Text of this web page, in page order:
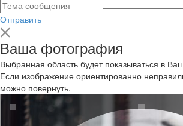
Отправить
Ваша фотография
Выбранная область будет показываться в
Если изображение ориентированно
можно повернуть.